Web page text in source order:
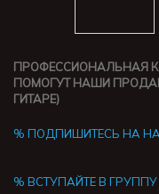
ПРОФЕССИОНАЛЬНАЯ
ПОМОГУТ НАШИ
ГИТАРЕ)
% ПОДПИШИТЕСЬ НА
% ВСТУПАЙТЕ В ГРУППУ